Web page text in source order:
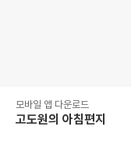
모바일 앱 다운로드
고도원의 아침편지